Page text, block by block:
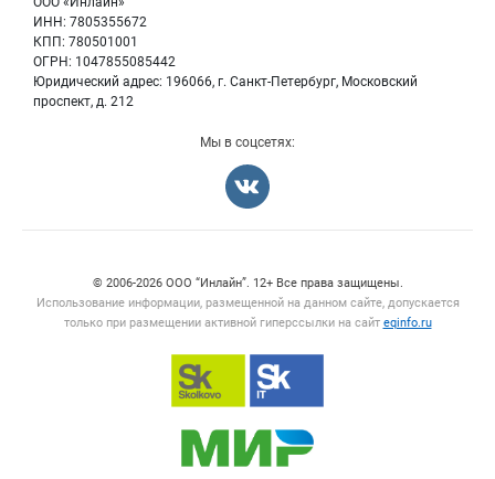
ИНН: 7805355672
КПП: 780501001
ОГРН: 1047855085442
Юридический адрес: 196066, г. Санкт-Петербург, Московский
проспект, д. 212
Мы в соцсетях:
© 2006‑2026 ООО “Инлайн”. 12+ Все права защищены.
Использование информации, размещенной на данном сайте, допускается
только при размещении активной гиперссылки на сайт eqinfo.ru